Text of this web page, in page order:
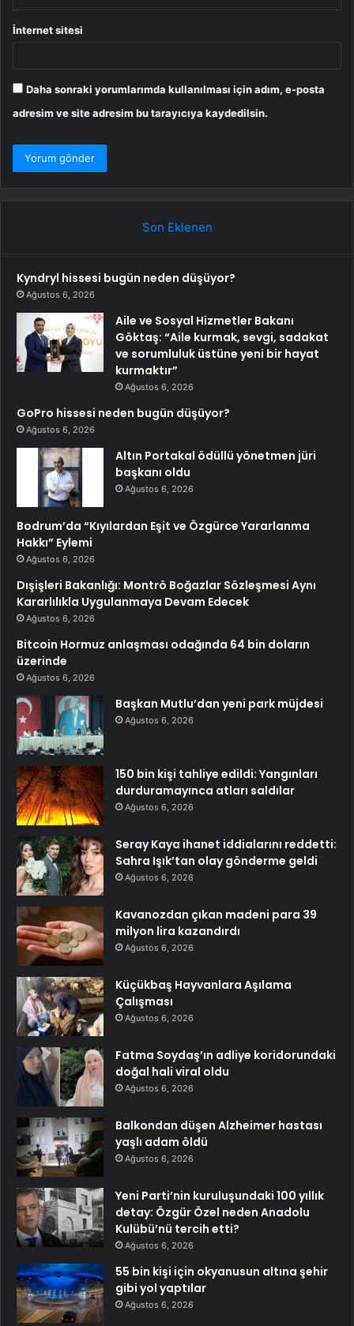
İnternet sitesi
Daha sonraki yorumlarımda kullanılması için adım, e-posta
adresim ve site adresim bu tarayıcıya kaydedilsin.
Son Eklenen
Kyndryl hissesi bugün neden düşüyor?
Ağustos 6, 2026
Aile ve Sosyal Hizmetler Bakanı
Göktaş: “Aile kurmak, sevgi, sadakat
ve sorumluluk üstüne yeni bir hayat
kurmaktır”
Ağustos 6, 2026
GoPro hissesi neden bugün düşüyor?
Ağustos 6, 2026
Altın Portakal ödüllü yönetmen jüri
başkanı oldu
Ağustos 6, 2026
Bodrum’da “Kıyılardan Eşit ve Özgürce Yararlanma
Hakkı” Eylemi
Ağustos 6, 2026
Dışişleri Bakanlığı: Montrö Boğazlar Sözleşmesi Aynı
Kararlılıkla Uygulanmaya Devam Edecek
Ağustos 6, 2026
Bitcoin Hormuz anlaşması odağında 64 bin doların
üzerinde
Ağustos 6, 2026
Başkan Mutlu’dan yeni park müjdesi
Ağustos 6, 2026
150 bin kişi tahliye edildi: Yangınları
durduramayınca atları saldılar
Ağustos 6, 2026
Seray Kaya ihanet iddialarını reddetti:
Sahra Işık’tan olay gönderme geldi
Ağustos 6, 2026
Kavanozdan çıkan madeni para 39
milyon lira kazandırdı
Ağustos 6, 2026
Küçükbaş Hayvanlara Aşılama
Çalışması
Ağustos 6, 2026
Fatma Soydaş’ın adliye koridorundaki
doğal hali viral oldu
Ağustos 6, 2026
Balkondan düşen Alzheimer hastası
yaşlı adam öldü
Ağustos 6, 2026
Yeni Parti’nin kuruluşundaki 100 yıllık
detay: Özgür Özel neden Anadolu
Kulübü’nü tercih etti?
Ağustos 6, 2026
55 bin kişi için okyanusun altına şehir
gibi yol yaptılar
Ağustos 6, 2026